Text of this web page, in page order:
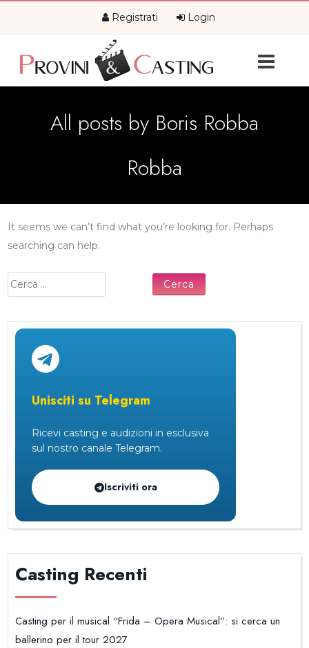
Registrati Login
All posts by Boris Robba
Robba
It seems we can’t find what you’re looking for. Perhaps
searching can help.
Unisciti su Telegram
Ricevi casting e audizioni in esclusiva
sul nostro canale Telegram.
Iscriviti ora
Casting Recenti
Casting per il musical “Frida – Opera Musical”: si cerca un
ballerino per il tour 2027